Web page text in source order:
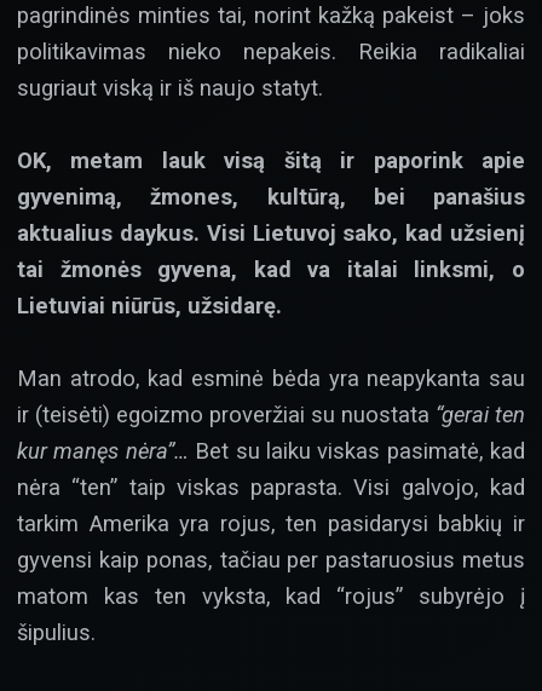
pagrindinės minties tai, norint kažką pakeist – joks
politikavimas nieko nepakeis. Reikia radikaliai
sugriaut viską ir iš naujo statyt.
OK, metam lauk visą šitą ir paporink apie
gyvenimą, žmones, kultūrą, bei panašius
aktualius daykus. Visi Lietuvoj sako, kad užsienį
tai žmonės gyvena, kad va italai linksmi, o
Lietuviai niūrūs, užsidarę.
Man atrodo, kad esminė bėda yra neapykanta sau
ir (teisėti) egoizmo proveržiai su nuostata “gerai ten
kur manęs nėra”… Bet su laiku viskas pasimatė, kad
nėra “ten” taip viskas paprasta. Visi galvojo, kad
tarkim Amerika yra rojus, ten pasidarysi babkių ir
gyvensi kaip ponas, tačiau per pastaruosius metus
matom kas ten vyksta, kad “rojus” subyrėjo į
šipulius.